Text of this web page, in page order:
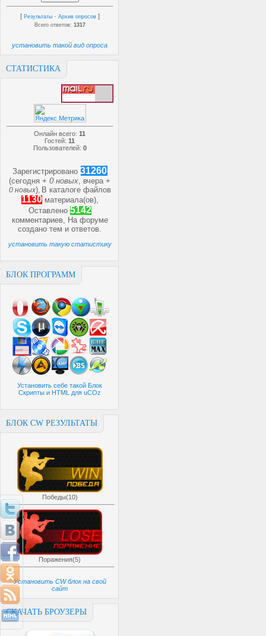
[ Результаты · Архив опросов ]
Всего ответов: 1317
установить такой вид опроса
СТАТИСТИКА
Онлайн всего:11
Гостей:11
Пользователей: 0
Зарегистрировано 31260
(сегодня +0 новых, вчера +
0 новых) В каталоге файлов
1130 материала(ов),
Оставлено 5142
комментариев, На форуме
созданотем иответов.
установить такую статистику
БЛОК ПРОГРАММ
Установить себе такой Блок
Скрипты и HTML для uCOz
БЛОК CW РЕЗУЛЬТАТЫ
Победы(10)
Поражения(5)
Установить CW блок на свой
сайт
СКАЧАТЬ БРОУЗЕРЫ